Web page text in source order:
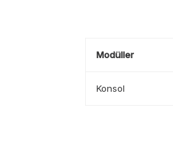
Modüller
Konsol